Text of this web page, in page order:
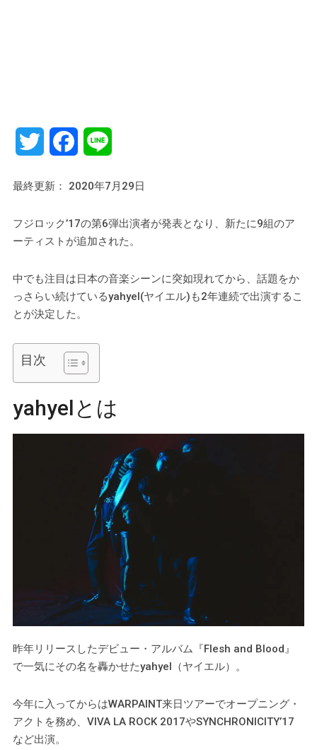
Twitter Facebook
最終更新： 2020年7月29日
フジロック’17の第6弾出演者が発表となり、新たに9組のア
ーティストが追加された。
中でも注目は日本の音楽シーンに突如現れてから、話題をか
っさらい続けているyahyel(ヤイエル)も2年連続で出演するこ
とが決定した。
目次
yahyelとは
昨年リリースしたデビュー・アルバム『Flesh and Blood』
で一気にその名を轟かせたyahyel（ヤイエル）。
今年に入ってからはWARPAINT来日ツアーでオープニング・
アクトを務め、VIVA LA ROCK 2017やSYNCHRONICITY’17
など出演。